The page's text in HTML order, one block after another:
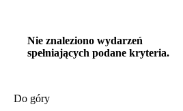
Nie znaleziono wydarzeń
spełniających podane kryteria.
Do góry